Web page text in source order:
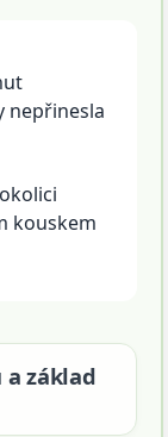
nepřinesla
kouskem
a základ